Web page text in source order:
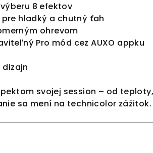
výberu 8 efektov
hladký a chutný ťah
ohrevom
Pro mód cez AUXO appku
svojej session – od
sa mení na technicolor zážitok.